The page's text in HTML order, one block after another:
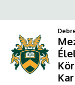
Pesti-
Asbóth
a
Kar